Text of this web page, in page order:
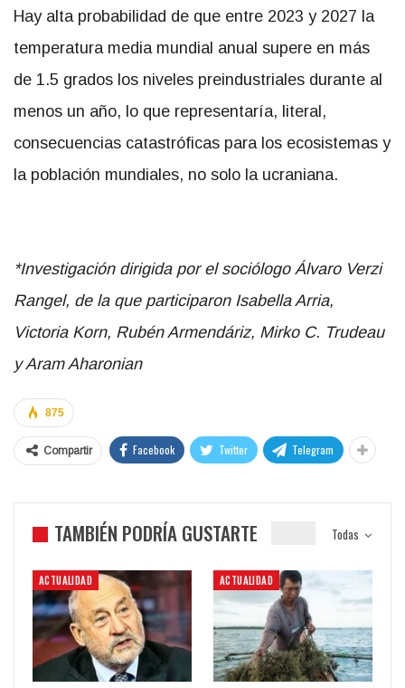
Hay alta probabilidad de que entre 2023 y 2027 la
temperatura media mundial anual supere en más
de 1.5 grados los niveles preindustriales durante al
menos un año, lo que representaría, literal,
consecuencias catastróficas para los ecosistemas y
la población mundiales, no solo la ucraniana.
*Investigación dirigida por el sociólogo Álvaro Verzi
Rangel, de la que participaron Isabella Arria,
Victoria Korn, Rubén Armendáriz, Mirko C. Trudeau
y Aram Aharonian
875
Compartir Facebook Twitter Telegram
Todas
TAMBIÉN PODRÍA GUSTARTE
ACTUALIDAD ACTUALIDAD